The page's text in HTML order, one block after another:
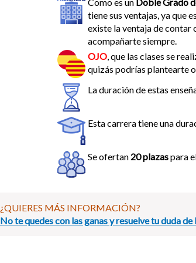
tiene sus ventajas, ya que
existe la ventaja de contar
acompañarte siempre.
OJO , que las clases se
quizás podrías plantearte
La duración de estas
Esta carrera tiene una
Se ofertan 20 plazaspara
¿QUIERES MÁS INFORMACIÓN?
No te quedes con las ganas y resuelve tu duda de